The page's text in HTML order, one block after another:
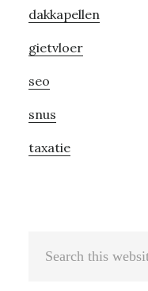
dakkapellen
gietvloer
seo
snus
taxatie